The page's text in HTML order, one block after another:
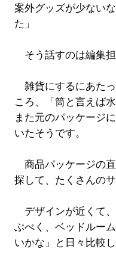
案外グッズが少ない
た」
そう話すのは編集担
雑貨にするにあた
ころ、「筒と言えば
また元のパッケージ
いたそうです。
商品パッケージの
探して、たくさんの
デザインが近くて
ぶべく、ベッドルー
いかな」と日々比較し